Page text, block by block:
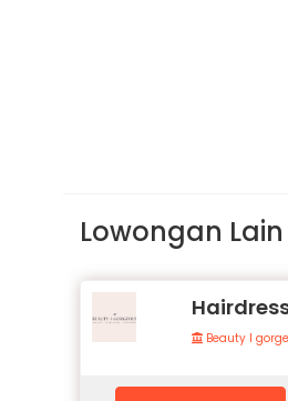
Lowongan
Beauty I